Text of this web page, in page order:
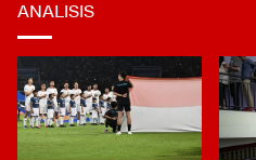
ANALISIS